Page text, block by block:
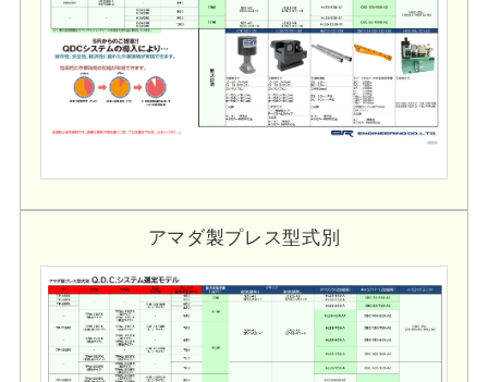
アマダ製プレス型式別